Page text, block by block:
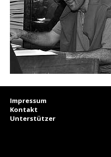
Impressum
Kontakt
Unterstützer